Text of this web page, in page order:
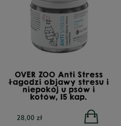
OVER ZOO Anti Stress
łagodzi objawy stresu i
niepokój u psów i
kotów, 15 kap.
28,00 zł